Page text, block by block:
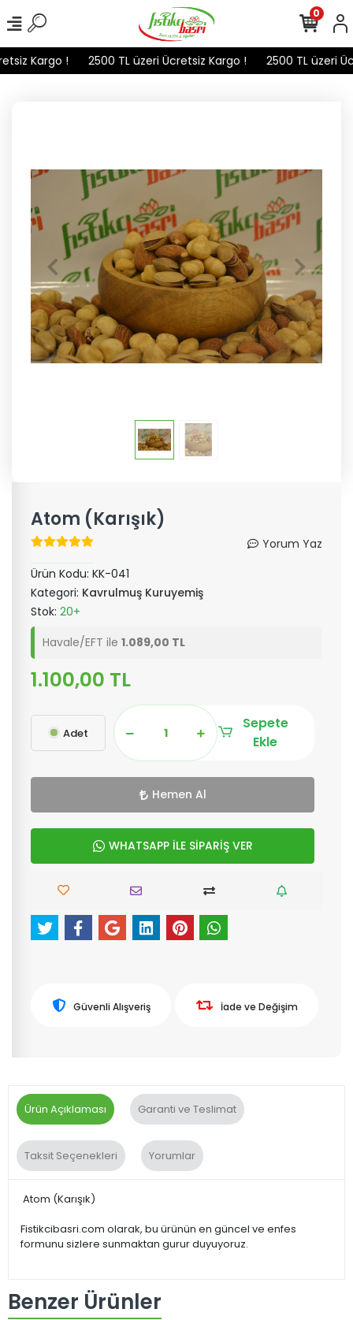
Kargo ! 2500 TL üzeri Ücretsiz Kargo ! 2500 TL üzeri
0
Atom (Karışık)
Yorum Yaz
Ürün Kodu: KK-041
Kategori: Kavrulmuş Kuruyemiş
Stok: 20+
Havale/EFT ile 1.089,00 TL
1.100,00 TL
Adet
Sepete
Ekle
Hemen Al
WHATSAPP İLE SİPARİŞ VER
Güvenli Alışveriş İade ve Değişim
Ürün Açıklaması Garanti ve Teslimat
Taksit Seçenekleri Yorumlar
Atom (Karışık)
Fistikcibasri.com olarak, bu ürünün en güncel ve enfes
formunu sizlere sunmaktan gurur duyuyoruz.
Benzer Ürünler